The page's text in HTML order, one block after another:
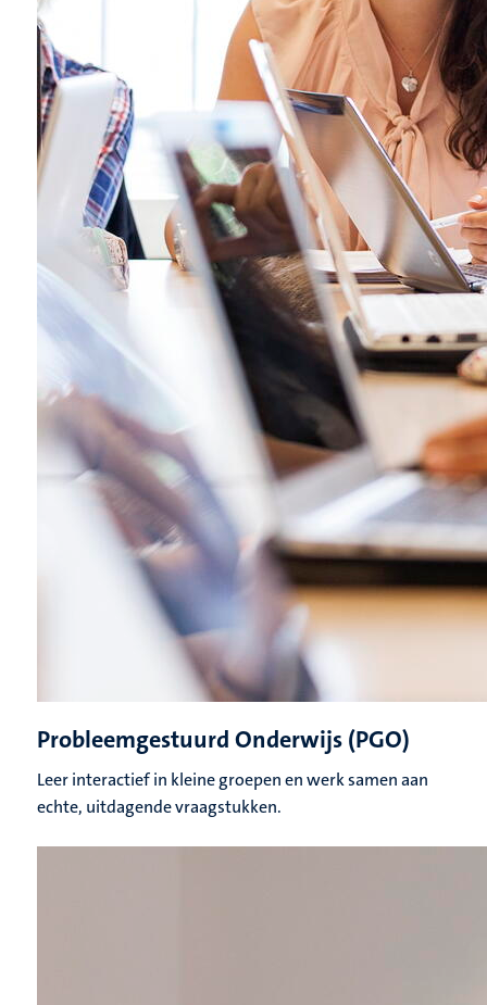
Probleemgestuurd Onderwijs (PGO)
Leer interactief in kleine groepen en werk samen aan
echte, uitdagende vraagstukken.